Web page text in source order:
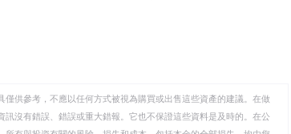
供參考，不應以任何方式被視為購買或出售這些資產的建議。在做
沒有錯誤、錯誤或重大錯報。它也不保證這些資料是及時的。在公